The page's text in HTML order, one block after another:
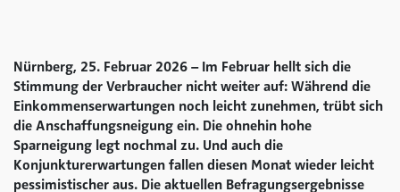
Nürnberg, 25. Februar 2026 – Im Februar hellt sich die
Stimmung der Verbraucher nicht weiter auf: Während die
Einkommenserwartungen noch leicht zunehmen, trübt sich
die Anschaffungsneigung ein. Die ohnehin hohe
Sparneigung legt nochmal zu. Und auch die
Konjunkturerwartungen fallen diesen Monat wieder leicht
pessimistischer aus. Die aktuellen Befragungsergebnisse